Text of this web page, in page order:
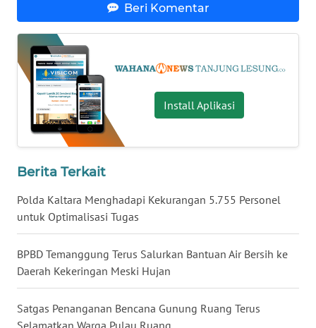
Beri Komentar
Install Aplikasi
Berita Terkait
Polda Kaltara Menghadapi Kekurangan 5.755 Personel
untuk Optimalisasi Tugas
BPBD Temanggung Terus Salurkan Bantuan Air Bersih ke
Daerah Kekeringan Meski Hujan
Satgas Penanganan Bencana Gunung Ruang Terus
Selamatkan Warga Pulau Ruang
JOGJA
WN
JATIM
WN
WN
KALBAR
WN
KALTENG
WN
KALTARA